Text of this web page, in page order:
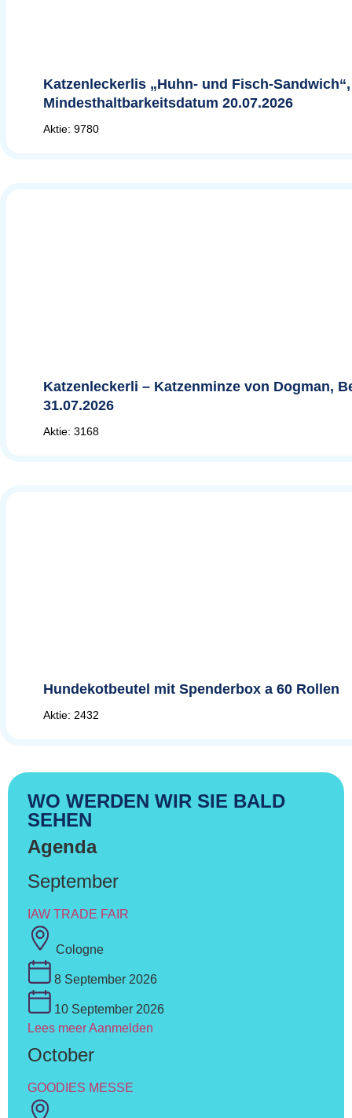
Katzenleckerlis „Huhn- und Fisch-
Mindesthaltbarkeitsdatum 20.07.2026
Aktie: 9780
Katzenleckerli – Katzenminze von Dogman,
31.07.2026
Aktie: 3168
Hundekotbeutel mit Spenderbox a 60 Rollen
Aktie: 2432
WO WERDEN WIR SIE BALD
SEHEN
Agenda
September
IAW TRADE FAIR
Cologne
8 September 2026
10 September 2026
Lees meerAanmelden
October
GOODIES MESSE